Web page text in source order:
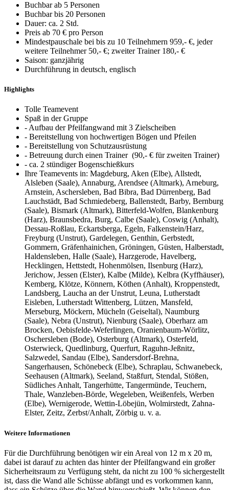
Buchbar ab 5 Personen
Buchbar bis 20 Personen
Dauer: ca. 2 Std.
Preis ab 70 € pro Person
Mindestpauschale bei bis zu 10 Teilnehmern 959,- €, jeder
weitere Teilnehmer 50,- €; zweiter Trainer 180,- €
Saison: ganzjährig
Durchführung in deutsch, englisch
Highlights
Tolle Teamevent
Spaß in der Gruppe
- Aufbau der Pfeilfangwand mit 3 Zielscheiben
- Bereitstellung von hochwertigen Bögen und Pfeilen
- Bereitstellung von Schutzausrüstung
- Betreuung durch einen Trainer (90,- € für zweiten Trainer)
- ca. 2 stündiger Bogenschießkurs
Ihre Teamevents in: Magdeburg, Aken (Elbe), Allstedt,
Alsleben (Saale), Annaburg, Arendsee (Altmark), Arneburg,
Arnstein, Aschersleben, Bad Bibra, Bad Dürrenberg, Bad
Lauchstädt, Bad Schmiedeberg, Ballenstedt, Barby, Bernburg
(Saale), Bismark (Altmark), Bitterfeld-Wolfen, Blankenburg
(Harz), Braunsbedra, Burg, Calbe (Saale), Coswig (Anhalt),
Dessau-Roßlau, Eckartsberga, Egeln, Falkenstein/Harz,
Freyburg (Unstrut), Gardelegen, Genthin, Gerbstedt,
Gommern, Gräfenhainichen, Gröningen, Güsten, Halberstadt,
Haldensleben, Halle (Saale), Harzgerode, Havelberg,
Hecklingen, Hettstedt, Hohenmölsen, Ilsenburg (Harz),
Jerichow, Jessen (Elster), Kalbe (Milde), Kelbra (Kyffhäuser),
Kemberg, Klötze, Könnern, Köthen (Anhalt), Kroppenstedt,
Landsberg, Laucha an der Unstrut, Leuna, Lutherstadt
Eisleben, Lutherstadt Wittenberg, Lützen, Mansfeld,
Merseburg, Möckern, Mücheln (Geiseltal), Naumburg
(Saale), Nebra (Unstrut), Nienburg (Saale), Oberharz am
Brocken, Oebisfelde-Weferlingen, Oranienbaum-Wörlitz,
Oschersleben (Bode), Osterburg (Altmark), Osterfeld,
Osterwieck, Quedlinburg, Querfurt, Raguhn-Jeßnitz,
Salzwedel, Sandau (Elbe), Sandersdorf-Brehna,
Sangerhausen, Schönebeck (Elbe), Schraplau, Schwanebeck,
Seehausen (Altmark), Seeland, Staßfurt, Stendal, Stößen,
Südliches Anhalt, Tangerhütte, Tangermünde, Teuchern,
Thale, Wanzleben-Börde, Wegeleben, Weißenfels, Werben
(Elbe), Wernigerode, Wettin-Löbejün, Wolmirstedt, Zahna-
Elster, Zeitz, Zerbst/Anhalt, Zörbig u. v. a.
Weitere Informationen
Für die Durchführung benötigen wir ein Areal von 12 m x 20 m,
dabei ist darauf zu achten das hinter der Pfeilfangwand ein großer
Sicherheitsraum zu Verfügung steht, da nicht zu 100 % sichergestellt
ist, dass die Wand alle Schüsse abfängt und es vorkommen kann,